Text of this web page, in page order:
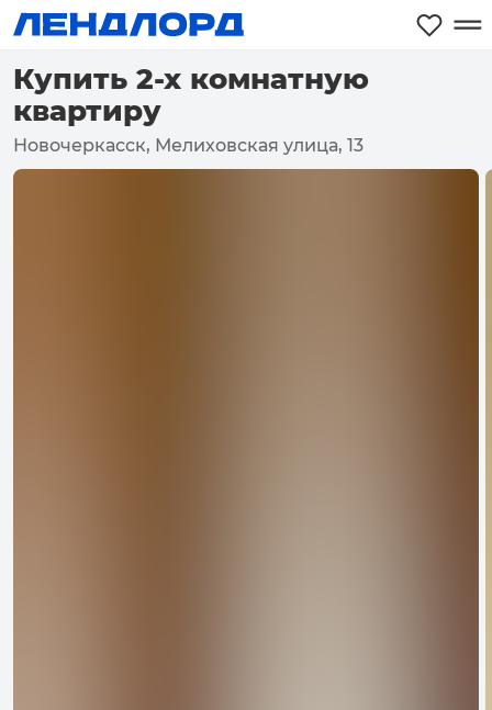
Купить 2-х комнатную
квартиру
Новочеркасск, Мелиховская улица, 13